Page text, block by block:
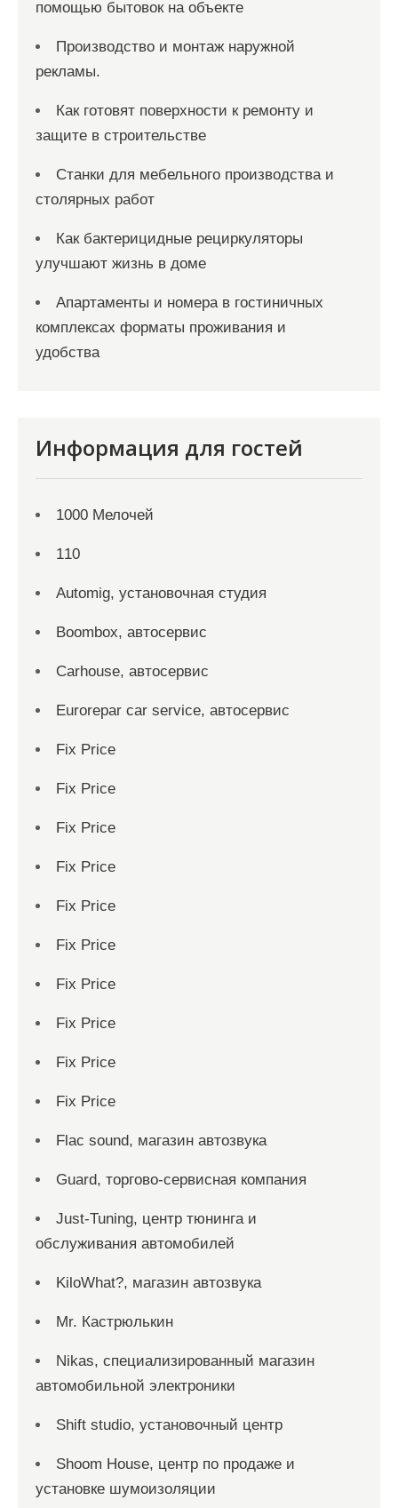
помощью бытовок на объекте
Производство и монтаж наружной
рекламы.
Как готовят поверхности к ремонту и
защите в строительстве
Станки для мебельного производства и
столярных работ
Как бактерицидные рециркуляторы
улучшают жизнь в доме
Апартаменты и номера в гостиничных
комплексах форматы проживания и
удобства
Информация для гостей
1000 Мелочей
110
Automig, установочная студия
Boombox, автосервис
Carhouse, автосервис
Eurorepar car service, автосервис
Fix Price
Fix Price
Fix Price
Fix Price
Fix Price
Fix Price
Fix Price
Fix Price
Fix Price
Fix Price
Flac sound, магазин автозвука
Guard, торгово-сервисная компания
Just-Tuning, центр тюнинга и
обслуживания автомобилей
KiloWhat?, магазин автозвука
Mr. Кастрюлькин
Nikas, специализированный магазин
автомобильной электроники
Shift studio, установочный центр
Shoom House, центр по продаже и
установке шумоизоляции